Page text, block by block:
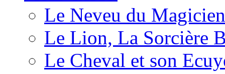
Le Neveu du Magicien
Le Lion, La Sorcière
Le Cheval et son